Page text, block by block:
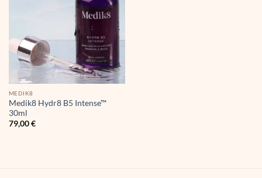
MEDIK8
Medik8 Hydr8 B5 Intense™
30ml
79,00€